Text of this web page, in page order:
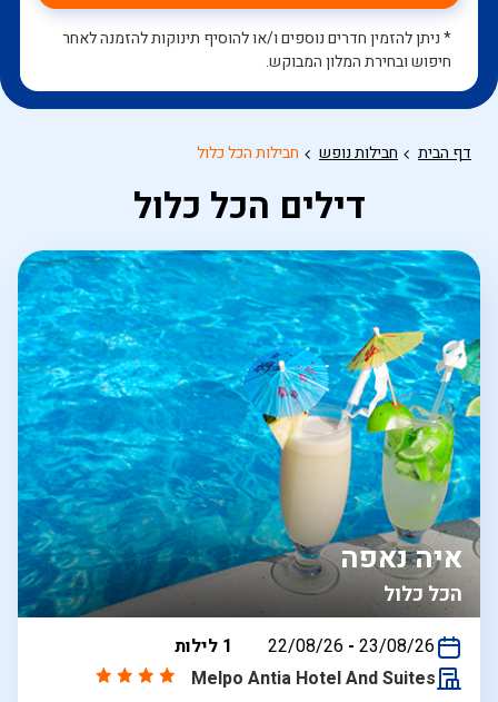
* ניתן להזמין חדרים נוספים ו/או להוסיף תינוקות להזמנה לאחר
חיפוש ובחירת המלון המבוקש.
דף הבית חבילות נופש חבילות הכל כלול
דילים הכל כלול
הכל כלול
איה נאפה
בין
22/08/26 - 23/08/26
1 לילות
Melpo Antia Hotel And Suites